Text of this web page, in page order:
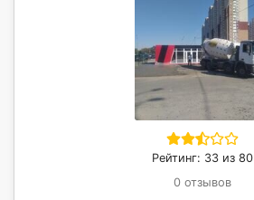
Рейтинг: 33 из 80
0 отзывов